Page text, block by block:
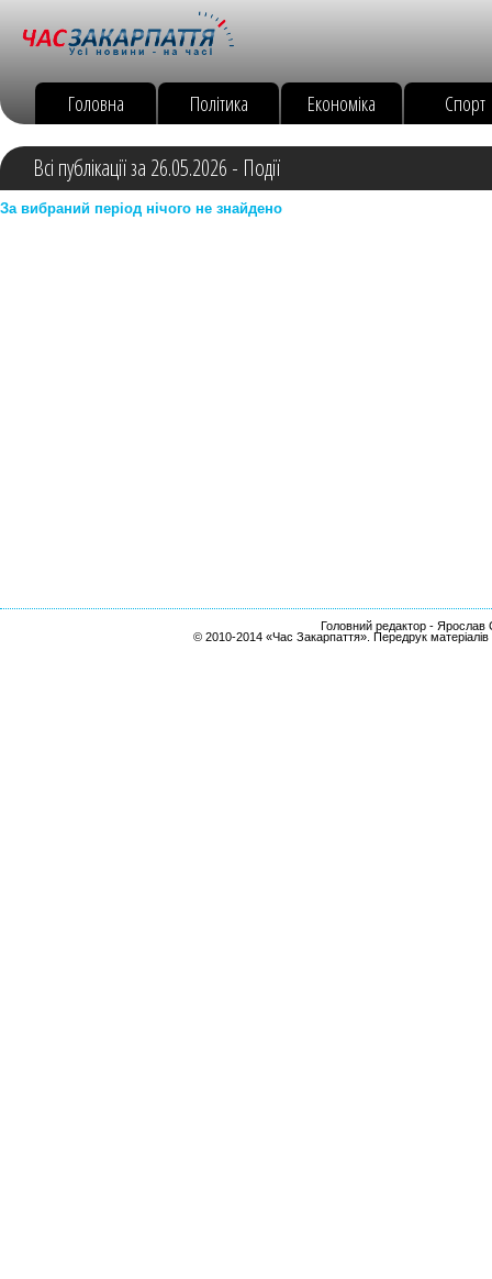
Головна Політика Економіка Спорт
Всі публікації за 26.05.2026 - Події
За вибраний період нічого не знайдено
Головний редактор - Ярослав
© 2010-2014 «Час Закарпаття». Передрук